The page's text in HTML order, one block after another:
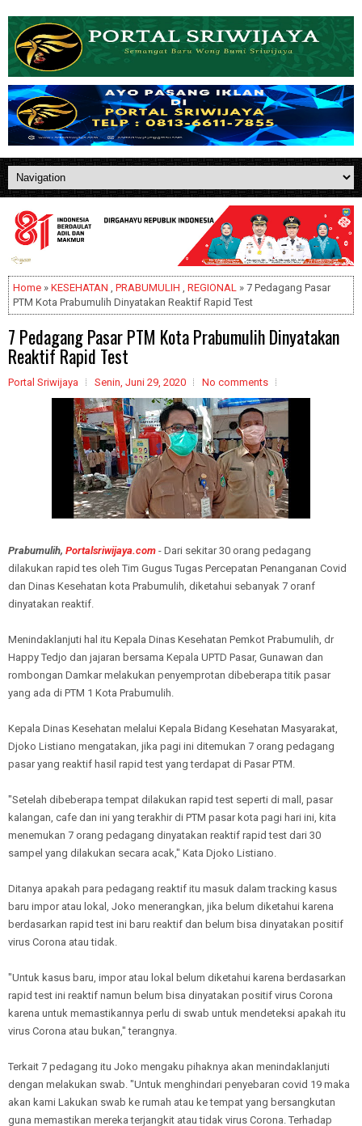
Home » KESEHATAN , PRABUMULIH , REGIONAL » 7 Pedagang Pasar
PTM Kota Prabumulih Dinyatakan Reaktif Rapid Test
7 Pedagang Pasar PTM Kota Prabumulih Dinyatakan
Reaktif Rapid Test
Portal Sriwijaya Senin, Juni 29, 2020 No comments
Prabumulih, Portalsriwijaya.com - Dari sekitar 30 orang pedagang
dilakukan rapid tes oleh Tim Gugus Tugas Percepatan Penanganan Covid
dan Dinas Kesehatan kota Prabumulih, diketahui sebanyak 7 oranf
dinyatakan reaktif.
Menindaklanjuti hal itu Kepala Dinas Kesehatan Pemkot Prabumulih, dr
Happy Tedjo dan jajaran bersama Kepala UPTD Pasar, Gunawan dan
rombongan Damkar melakukan penyemprotan dibeberapa titik pasar
yang ada di PTM 1 Kota Prabumulih.
Kepala Dinas Kesehatan melalui Kepala Bidang Kesehatan Masyarakat,
Djoko Listiano mengatakan, jika pagi ini ditemukan 7 orang pedagang
pasar yang reaktif hasil rapid test yang terdapat di Pasar PTM.
"Setelah dibeberapa tempat dilakukan rapid test seperti di mall, pasar
kalangan, cafe dan ini yang terakhir di PTM pasar kota pagi hari ini, kita
menemukan 7 orang pedagang dinyatakan reaktif rapid test dari 30
sampel yang dilakukan secara acak," Kata Djoko Listiano.
Ditanya apakah para pedagang reaktif itu masuk dalam tracking kasus
baru impor atau lokal, Joko menerangkan, jika belum diketahui karena
berdasarkan rapid test ini baru reaktif dan belum bisa dinyatakan positif
virus Corona atau tidak.
"Untuk kasus baru, impor atau lokal belum diketahui karena berdasarkan
rapid test ini reaktif namun belum bisa dinyatakan positif virus Corona
karena untuk memastikannya perlu di swab untuk mendeteksi apakah itu
virus Corona atau bukan," terangnya.
Terkait 7 pedagang itu Joko mengaku pihaknya akan menindaklanjuti
dengan melakukan swab. "Untuk menghindari penyebaran covid 19 maka
akan kami Lakukan swab ke rumah atau ke tempat yang bersangkutan
guna memastikan mereka terjangkit atau tidak virus Corona. Terhadap